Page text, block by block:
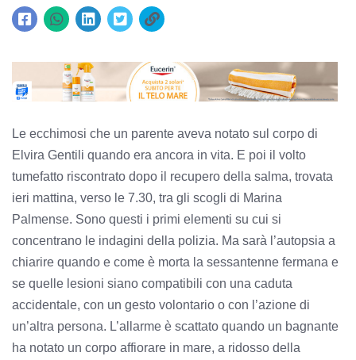
Le ecchimosi che un parente aveva notato sul corpo di
Elvira Gentili quando era ancora in vita. E poi il volto
tumefatto riscontrato dopo il recupero della salma, trovata
ieri mattina, verso le 7.30, tra gli scogli di Marina
Palmense. Sono questi i primi elementi su cui si
concentrano le indagini della polizia. Ma sarà l’autopsia a
chiarire quando e come è morta la sessantenne fermana e
se quelle lesioni siano compatibili con una caduta
accidentale, con un gesto volontario o con l’azione di
un’altra persona. L’allarme è scattato quando un bagnante
ha notato un corpo affiorare in mare, a ridosso della